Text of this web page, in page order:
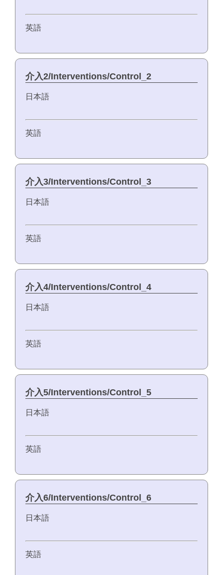
英語
介入2/Interventions/Control_2
日本語
英語
介入3/Interventions/Control_3
日本語
英語
介入4/Interventions/Control_4
日本語
英語
介入5/Interventions/Control_5
日本語
英語
介入6/Interventions/Control_6
日本語
英語